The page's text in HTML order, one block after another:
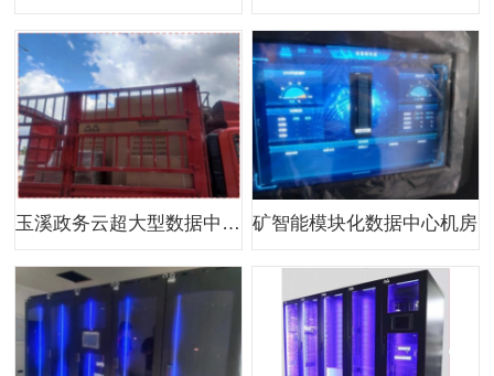
玉溪政务云超大型数据中心咨询顾问服务 矿智能模块化数据中心机房